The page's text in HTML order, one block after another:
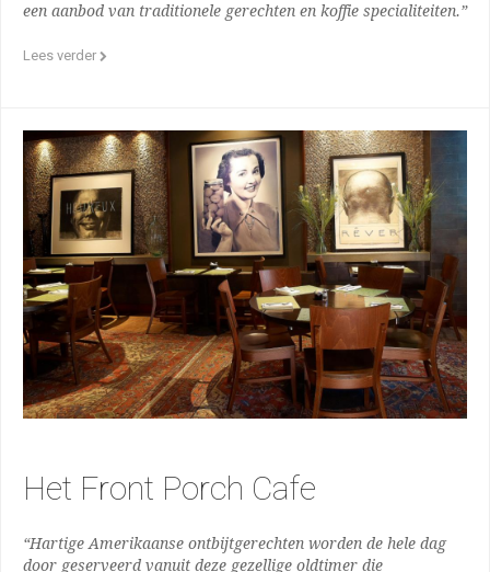
een aanbod van traditionele gerechten en koffie specialiteiten.”
Lees verder
Het Front Porch Cafe
“Hartige Amerikaanse ontbijtgerechten worden de hele dag
door geserveerd vanuit deze gezellige oldtimer die